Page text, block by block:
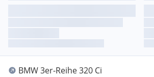
BMW 3er-Reihe 320 Ci